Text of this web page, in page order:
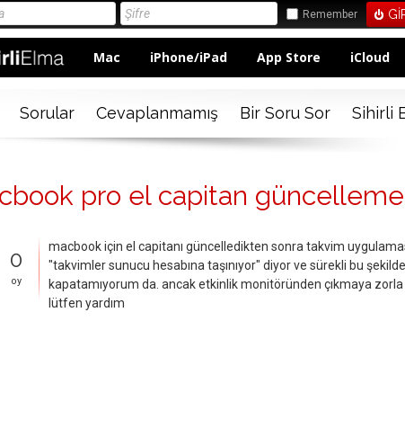
Remember
Mac iPhone/iPad App Store iCloud
Sorular Cevaplanmamış Bir Soru Sor Sihirli
pro el capitan
0
oy
macbook için el capitanı güncelledikten sonra takvim
"takvimler sunucu hesabına taşınıyor" diyor ve sürekli bu şekilde
kapatamıyorum da. ancak etkinlik monitöründen çıkmaya zorla
lütfen yardım